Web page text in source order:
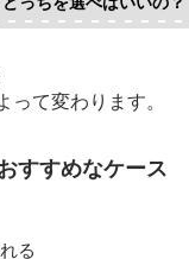
って変わります。
すすめなケース
る